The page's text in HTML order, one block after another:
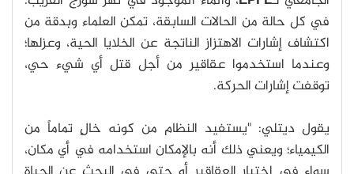
في كل حالة من الحالات السابقة، تمكن العلماء وبدقة من
اكتشاف إشارات الاهتزاز الناتجة عن الخلايا الحية، وعزلها؛
وعندما استخدموا عقاقير من أجل قتل أي شيء حي،
توقفت إشارات الحركة.
يقول ديتلي: "يستفيد النظام من كونه خالٍ تماماً من
الكيمياء؛ ويعني ذلك أنه بالإمكان استخدامه في أي مكان،